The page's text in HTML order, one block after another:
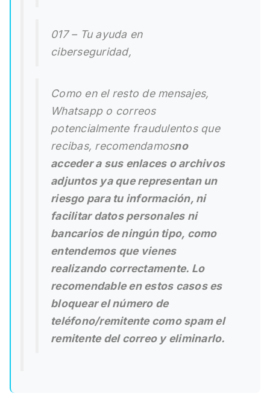
017 – Tu ayuda en
ciberseguridad,
Como en el resto de mensajes,
Whatsapp o correos
potencialmente fraudulentos que
recibas, recomendamosno
acceder a sus enlaces o archivos
adjuntos ya que representan un
riesgo para tu información, ni
facilitar datos personales ni
bancarios de ningún tipo, como
entendemos que vienes
realizando correctamente. Lo
recomendable en estos casos es
bloquear el número de
teléfono/remitente como spam el
remitente del correo y eliminarlo.